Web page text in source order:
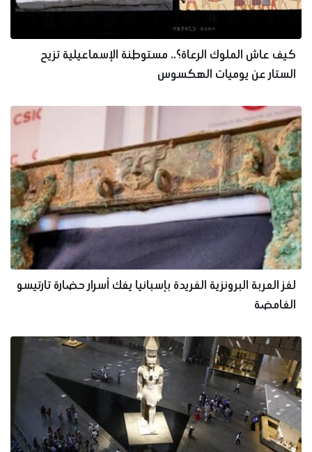
كيف عاش الملوك الرعاة؟.. مستوطنة الإسماعيلية تزيح
الستار عن يوميات الهكسوس
لغز العربة البرونزية الفريدة بإسبانيا يفك أسرار حضارة تارتيسو
الغامضة